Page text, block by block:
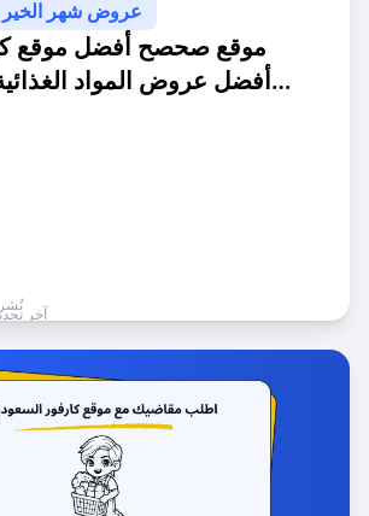
عروض شهر الخير
موقع صحصح أفضل موقع
أفضل عروض المواد
نُشر فيآخر تحديث 8